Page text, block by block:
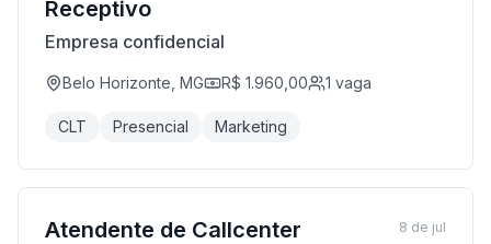
Receptivo
Empresa confidencial
Belo Horizonte, MG R$ 1.960,00 1 vaga
CLT Presencial Marketing
Atendente de Callcenter 8 de jul